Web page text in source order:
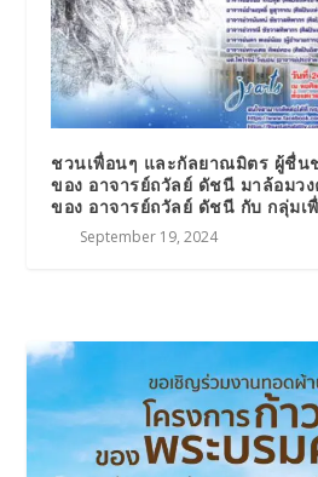
ชวนเพื่อนๆ และกัลยาณมิตร ผู้ชื่น
ของ อาจารย์ถวัลย์ ดัชนี มาล้อมวง
ของ อาจารย์ถวัลย์ ดัชนี กับ กลุ่มเ
September 19, 2024